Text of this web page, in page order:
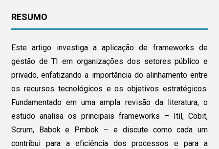
RESUMO
Este artigo investiga a aplicação de frameworks de
gestão de TI em organizações dos setores público e
privado, enfatizando a importância do alinhamento entre
os recursos tecnológicos e os objetivos estratégicos.
Fundamentado em uma ampla revisão da literatura, o
estudo analisa os principais frameworks – Itil, Cobit,
Scrum, Babok e Pmbok – e discute como cada um
contribui para a eficiência dos processos e para a